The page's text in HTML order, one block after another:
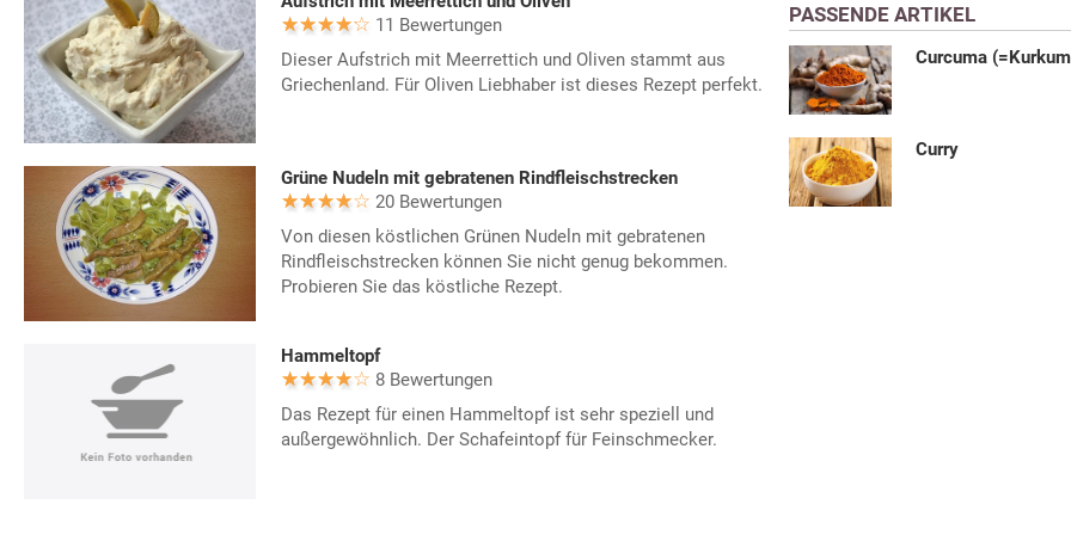
11 Bewertungen
Dieser Aufstrich mit Meerrettich und Oliven stammt aus
Griechenland. Für Oliven Liebhaber ist dieses Rezept perfekt.
Grüne Nudeln mit gebratenen Rindfleischstrecken
20 Bewertungen
Von diesen köstlichen Grünen Nudeln mit gebratenen
Rindfleischstrecken können Sie nicht genug bekommen.
Probieren Sie das köstliche Rezept.
Hammeltopf
8 Bewertungen
Das Rezept für einen Hammeltopf ist sehr speziell und
außergewöhnlich. Der Schafeintopf für Feinschmecker.
PASSENDE ARTIKEL
Curcuma
Curry